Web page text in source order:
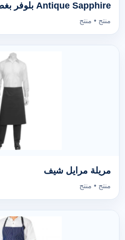
Antique Sapphire بلوفر بغطاء رأس
منتج • منتج
مريلة مرايل شيف
منتج • منتج